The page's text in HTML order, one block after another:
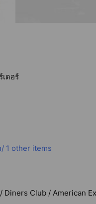
เดอร์
1 other items
Diners Club / American